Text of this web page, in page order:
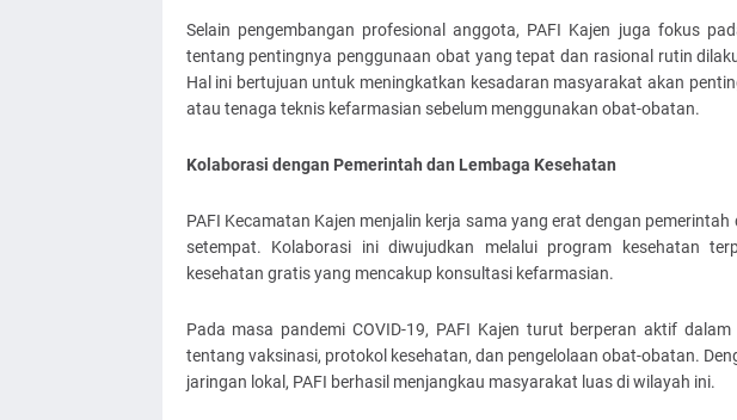
Selain pengembangan profesional anggota, PAFI Kajen juga fokus
tentang pentingnya penggunaan obat yang tepat dan rasional rutin
Hal ini bertujuan untuk meningkatkan kesadaran masyarakat akan
atau tenaga teknis kefarmasian sebelum menggunakan obat-obatan.
Kolaborasi dengan Pemerintah dan Lembaga Kesehatan
PAFI Kecamatan Kajen menjalin kerja sama yang erat dengan
setempat. Kolaborasi ini diwujudkan melalui program kesehatan
kesehatan gratis yang mencakup konsultasi kefarmasian.
Pada masa pandemi COVID-19, PAFI Kajen turut berperan aktif
tentang vaksinasi, protokol kesehatan, dan pengelolaan obat-obatan.
jaringan lokal, PAFI berhasil menjangkau masyarakat luas di wilayah ini.